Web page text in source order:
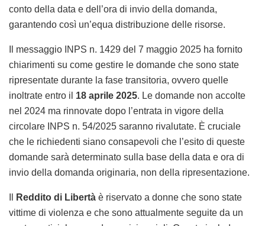
conto della data e dell’ora di invio della domanda,
garantendo così un’equa distribuzione delle risorse.
Il messaggio INPS n. 1429 del 7 maggio 2025 ha fornito
chiarimenti su come gestire le domande che sono state
ripresentate durante la fase transitoria, ovvero quelle
inoltrate entro il 18 aprile 2025. Le domande non accolte
nel 2024 ma rinnovate dopo l’entrata in vigore della
circolare INPS n. 54/2025 saranno rivalutate. È cruciale
che le richiedenti siano consapevoli che l’esito di queste
domande sarà determinato sulla base della data e ora di
invio della domanda originaria, non della ripresentazione.
Reddito di Libertà è riservato a donne che sono state
vittime di violenza e che sono attualmente seguite da un